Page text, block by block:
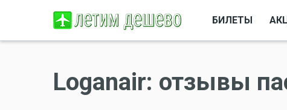
БИЛЕТЫ
Loganair: отзывы